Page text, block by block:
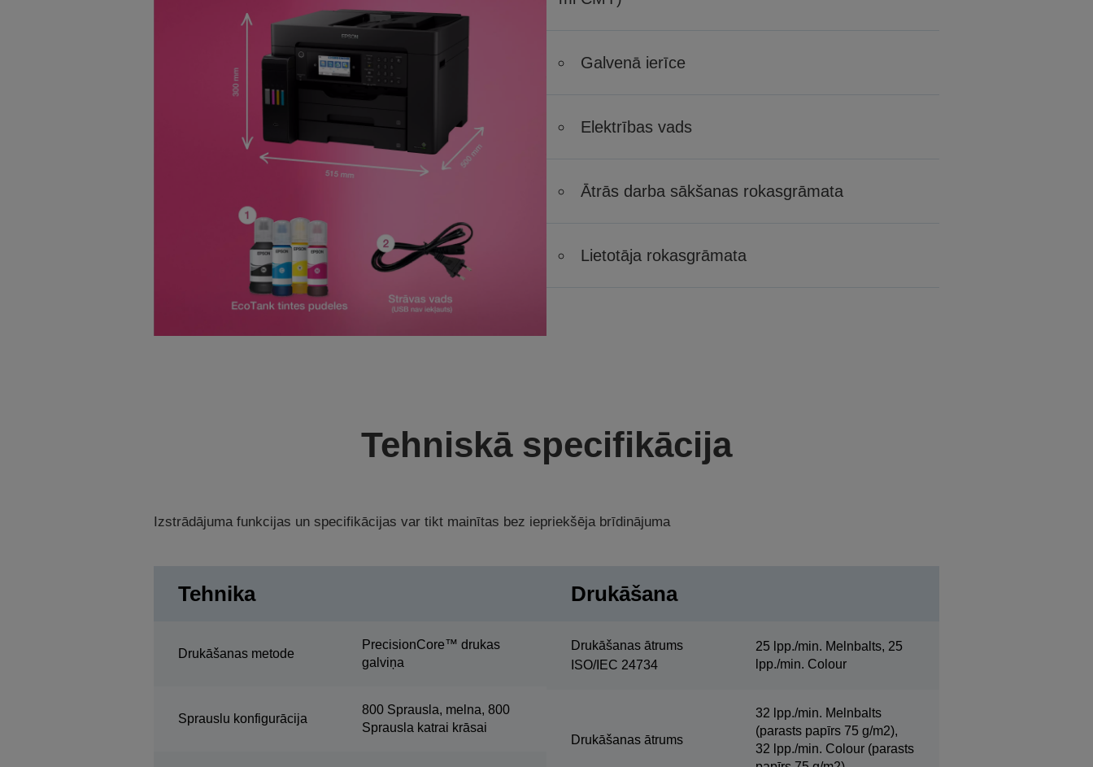
Galvenā ierīce
Elektrības vads
Ātrās darba sākšanas rokasgrāmata
Lietotāja rokasgrāmata
Tehniskā specifikācija
Izstrādājuma funkcijas un specifikācijas var tikt mainītas bez iepriekšēja brīdinājuma
Tehnika
Drukāšanas metode
PrecisionCore™ drukas
galviņa
Sprauslu konfigurācija
800 Sprausla, melna, 800
Sprausla katrai krāsai
Drukāšana
Drukāšanas ātrums
ISO/IEC 24734
25 lpp./min. Melnbalts, 25
lpp./min. Colour
Drukāšanas ātrums
32 lpp./min. Melnbalts
(parasts papīrs 75 g/m2),
32 lpp./min. Colour (parasts